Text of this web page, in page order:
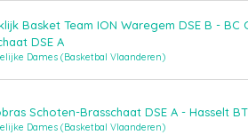
Basket Team ION Waregem DSE B - BC
DSE A
Dames (Basketbal Vlaanderen)
Schoten-Brasschaat DSE A - Hasselt
Dames (Basketbal Vlaanderen)